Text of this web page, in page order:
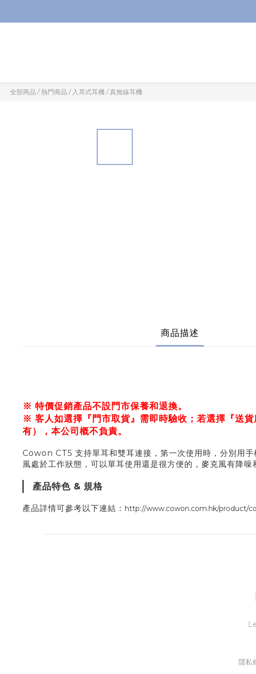
全部商品 /熱門商品 / 入耳式耳機 /真無線耳機
商品描述
※ 特價促銷產品不設門市保養和退換。
※ 客人如選擇『門市取貨』需即時驗收；若選擇『送
有），本公司概不負責。
Cowon CT5 支持單耳和雙耳連接，第一次使用時，分別用
風處於工作狀態，可以單耳使用還是很方便的，麥克風有降噪
產品特色 & 規格
產品詳情可參考以下連結： http://www.cowon.com.hk/product/
隱私